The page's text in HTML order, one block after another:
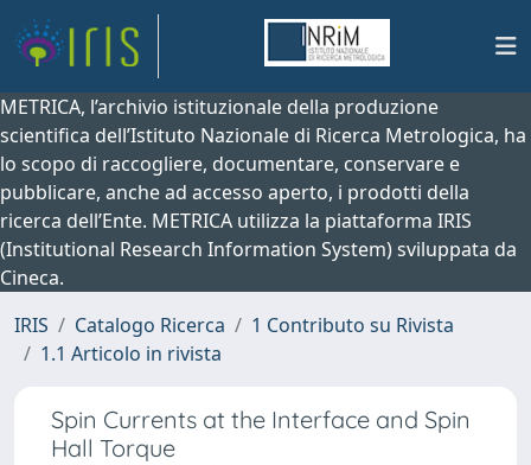
METRICA, l’archivio istituzionale della produzione
scientifica dell’Istituto Nazionale di Ricerca Metrologica, ha
lo scopo di raccogliere, documentare, conservare e
pubblicare, anche ad accesso aperto, i prodotti della
ricerca dell’Ente. METRICA utilizza la piattaforma IRIS
(Institutional Research Information System) sviluppata da
Cineca.
IRIS
Catalogo Ricerca
1 Contributo su Rivista
1.1 Articolo in rivista
Spin Currents at the Interface and Spin
Hall Torque